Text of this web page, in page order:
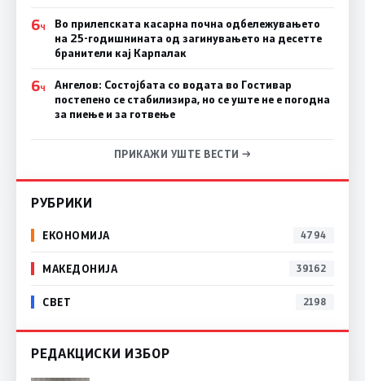
6Ч
Во прилепската касарна почна одбележувањето
на 25-годишнината од загинувањето на десетте
бранители кај Карпалак
6Ч
Ангелов: Состојбата со водата во Гостивар
постепено се стабилизира, но се уште не е погодна
за пиење и за готвење
ПРИКАЖИ УШТЕ ВЕСТИ →
РУБРИКИ
ЕКОНОМИЈА 4794
МАКЕДОНИЈА 39162
СВЕТ 2198
РЕДАКЦИСКИ ИЗБОР